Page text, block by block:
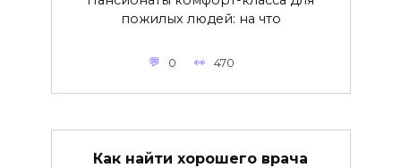
пожилых людей: на что
0 470
Как найти хорошего врача